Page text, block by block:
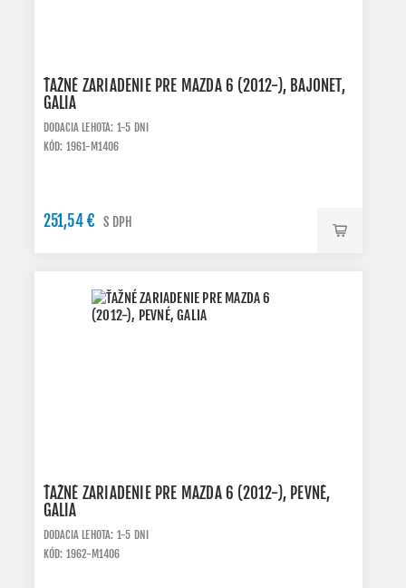
ŤAŽNÉ ZARIADENIE PRE MAZDA 6 (2012-), BAJONET,
GALIA
DODACIA LEHOTA: 1-5 DNI
KÓD: 1961-M1406
251,54 € S DPH
ŤAŽNÉ ZARIADENIE PRE MAZDA 6 (2012-), PEVNÉ,
GALIA
DODACIA LEHOTA: 1-5 DNI
KÓD: 1962-M1406